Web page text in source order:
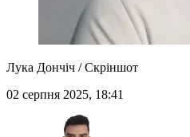
Лука Дончіч / Скріншот
02 серпня 2025, 18:41